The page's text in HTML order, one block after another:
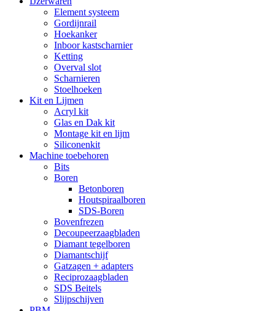
Element systeem
Gordijnrail
Hoekanker
Inboor kastscharnier
Ketting
Overval slot
Scharnieren
Stoelhoeken
Kit en Lijmen
Acryl kit
Glas en Dak kit
Montage kit en lijm
Siliconenkit
Machine toebehoren
Bits
Boren
Betonboren
Houtspiraalboren
SDS-Boren
Bovenfrezen
Decoupeerzaagbladen
Diamant tegelboren
Diamantschijf
Gatzagen + adapters
Reciprozaagbladen
SDS Beitels
Slijpschijven